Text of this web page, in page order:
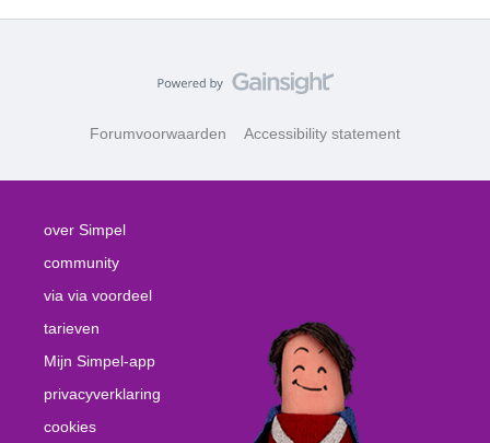
Forumvoorwaarden Accessibility statement
over Simpel
community
via via voordeel
tarieven
Mijn Simpel-app
privacyverklaring
cookies